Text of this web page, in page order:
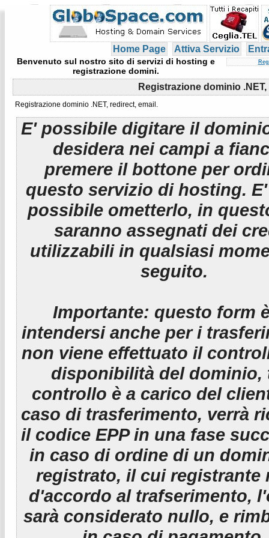
Home Page Attiva Servizio
Benvenuto sul nostro sito di servizi di hosting e
registrazione domini.
Registrazione dominio
Registrazione dominio .NET, redirect, email.
E' possibile digitare il
desidera nei campi a
premere il bottone per
questo servizio di hosting.
possibile ometterlo, in
saranno assegnati dei
utilizzabili in qualsiasi
seguito.
Importante: questo form
intendersi anche per i
non viene effettuato il
disponibilità del dominio,
controllo è a carico del
caso di trasferimento, verrà
il codice EPP in una fase
in caso di ordine di un
registrato, il cui registrante
d'accordo al trafserimento,
sarà considerato nullo, e